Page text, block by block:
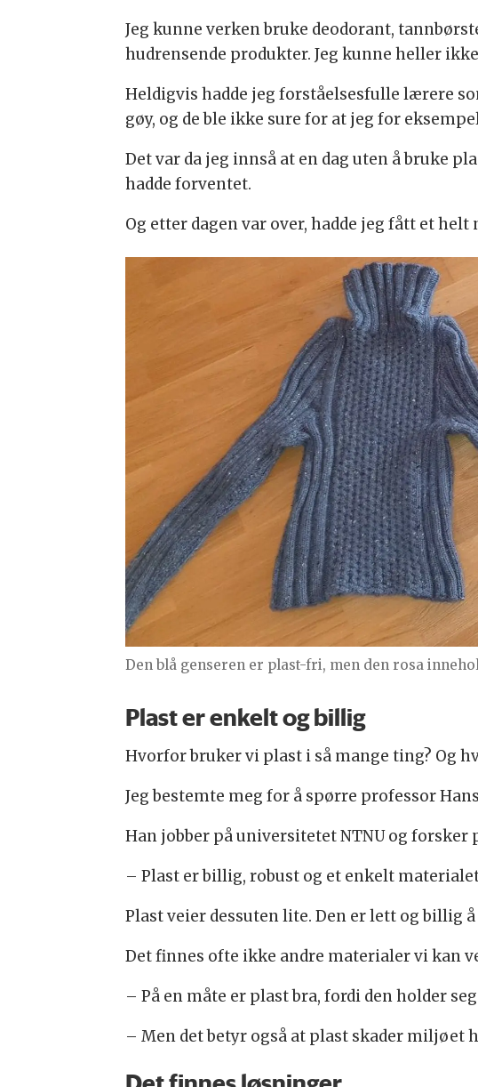
Jeg kunne verken bruke deodorant,
hudrensende produkter. Jeg kunne heller
Heldigvis hadde jeg forståelsesfulle lærere
gøy, og de ble ikke sure for at jeg for
Det var da jeg innså at en dag uten å bruke
hadde forventet.
Og etter dagen var over, hadde jeg fått et
Den blå genseren er plast-fri, men den rosa
Plast er enkelt og billig
Hvorfor bruker vi plast i så mange ting? Og
Jeg bestemte meg for å spørre professor
Han jobber på universitetet NTNU og
– Plast er billig, robust og et enkelt
Plast veier dessuten lite. Den er lett og billig
Det finnes ofte ikke andre materialer vi kan
– På en måte er plast bra, fordi den holder
– Men det betyr også at plast skader miljøet